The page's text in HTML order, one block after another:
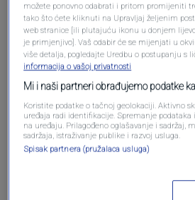
Oglas
možete ponovno odabrati i pritom promijeniti
tako što ćete kliknuti na Upravljaj željenim
web stranice [ili plutajuću ikonu u donjem
je primjenjivo]. Vaš odabir će se mijenjati u
više detalja, pogledajte Uredbu o postupanju s
informacija o vašoj privatnosti
Mi i naši partneri obrađujemo podatke
Koristite podatke o tačnoj geolokaciji. Aktivno
uređaja radi identifikacije. Spremanje
na uređaju. Prilagođeno oglašavanje i sadržaj,
sadržaja, istraživanje publike i razvoj usluga.
Spisak partnera (pružalaca usluga)